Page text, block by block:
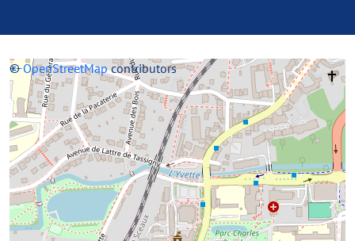
+−
©OpenStreetMapcontributors